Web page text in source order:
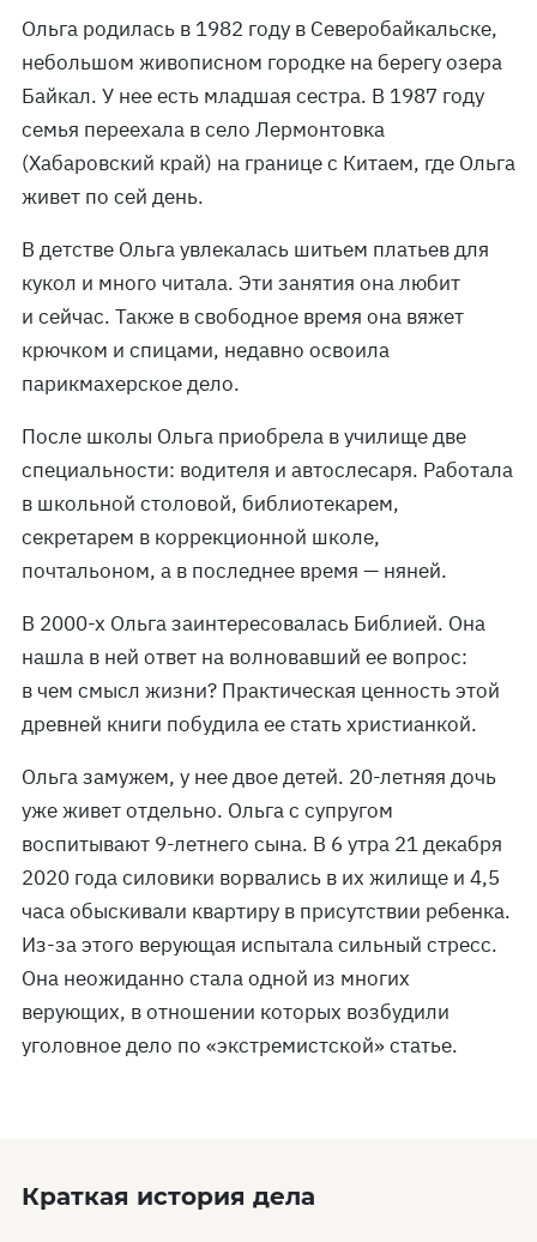
Ольга родилась в 1982 году в Северобайкальске,
небольшом живописном городке на берегу озера
Байкал. У нее есть младшая сестра. В 1987 году
семья переехала в село Лермонтовка
(Хабаровский край) на границе с Китаем, где Ольга
живет по сей день.
В детстве Ольга увлекалась шитьем платьев для
кукол и много читала. Эти занятия она любит
и сейчас. Также в свободное время она вяжет
крючком и спицами, недавно освоила
парикмахерское дело.
После школы Ольга приобрела в училище две
специальности: водителя и автослесаря. Работала
в школьной столовой, библиотекарем,
секретарем в коррекционной школе,
почтальоном, а в последнее время — няней.
В 2000-х Ольга заинтересовалась Библией. Она
нашла в ней ответ на волновавший ее вопрос:
в чем смысл жизни? Практическая ценность этой
древней книги побудила ее стать христианкой.
Ольга замужем, у нее двое детей. 20-летняя дочь
уже живет отдельно. Ольга с супругом
воспитывают 9-летнего сына. В 6 утра 21 декабря
2020 года силовики ворвались в их жилище и 4,5
часа обыскивали квартиру в присутствии ребенка.
Из-за этого верующая испытала сильный стресс.
Она неожиданно стала одной из многих
верующих, в отношении которых возбудили
уголовное дело по «экстремистской» статье.
Краткая история дела